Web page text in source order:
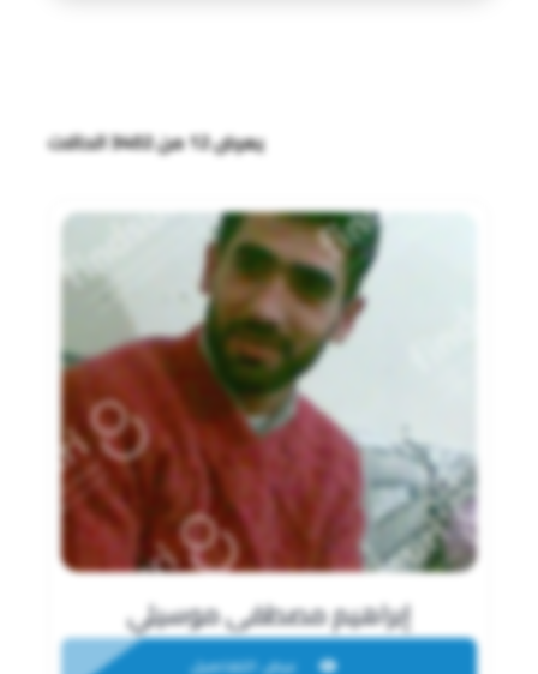
يعرض 12 من 3402 الحالات
إبراهيم مصطفى موسيلي